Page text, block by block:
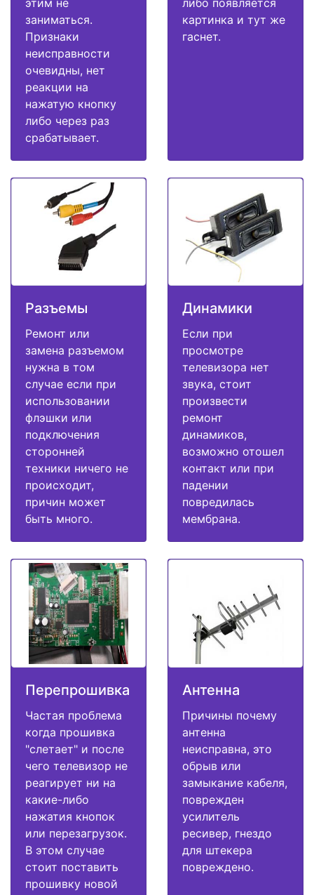
этим не
заниматься.
Признаки
неисправности
очевидны, нет
реакции на
нажатую кнопку
либо через раз
срабатывает.
либо появляется
картинка и тут же
гаснет.
Разъемы
Ремонт или
замена разъемом
нужна в том
случае если при
использовании
флэшки или
подключения
сторонней
техники ничего не
происходит,
причин может
быть много.
Динамики
Если при
просмотре
телевизора нет
звука, стоит
произвести
ремонт
динамиков,
возможно отошел
контакт или при
падении
повредилась
мембрана.
Перепрошивка
Частая проблема
когда прошивка
"слетает" и после
чего телевизор не
реагирует ни на
какие-либо
нажатия кнопок
или перезагрузок.
В этом случае
стоит поставить
прошивку новой
Антенна
Причины почему
антенна
неисправна, это
обрыв или
замыкание кабеля,
поврежден
усилитель
ресивер, гнездо
для штекера
повреждено.